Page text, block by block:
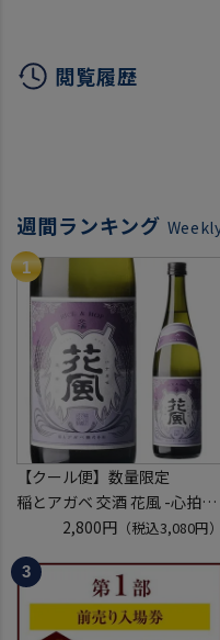
閲覧履歴
週間ランキング
【クール便】数量限定
稲とアガベ 交酒 花風 -心拍-
KYOTO EDITION 720ml こう
しゅ はなかぜ craft sake クラ
フトサケ 秋田県 男鹿市
2,800円（税込3,080円）